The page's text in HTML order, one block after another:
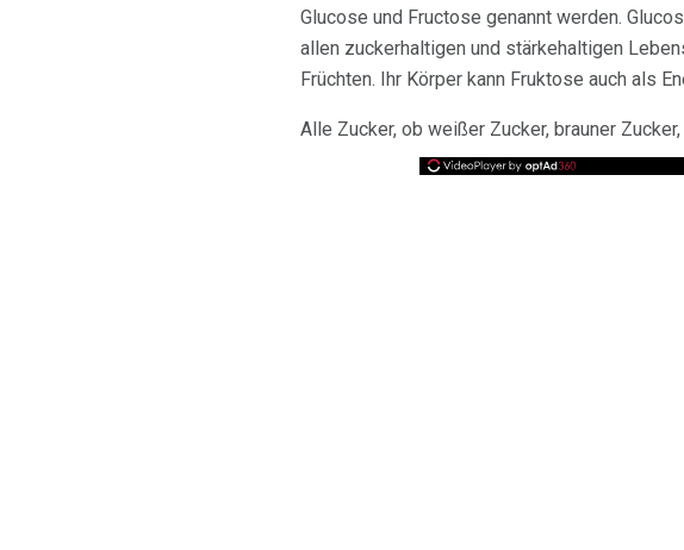
Glucose und Fructose genannt werden.
allen zuckerhaltigen und stärkehaltigen
Früchten. Ihr Körper kann Fruktose auch als
Alle Zucker, ob weißer Zucker, brauner